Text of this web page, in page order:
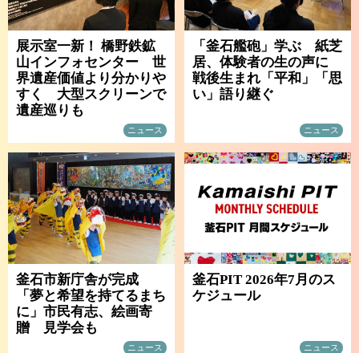
展示室一新！ 橋野鉄鉱
山インフォセンター 世
界遺産価値より分かりや
すく 大型スクリーンで
遺産巡りも
ニュース
「釜石艦砲」学ぶ 紙芝
居、体験者の生の声に
戦後生まれ「平和」「思
い」語り継ぐ
ニュース
釜石市新庁舎が完成
「夢と希望を持てるまち
に」市民有志、絵画寄
贈 見学会も
ニュース
釜石PIT 2026年7月のス
ケジュール
ニュース